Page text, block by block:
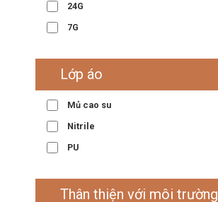
24G
7G
Lớp áo
Mủ cao su
Nitrile
PU
Thân thiện với môi trường